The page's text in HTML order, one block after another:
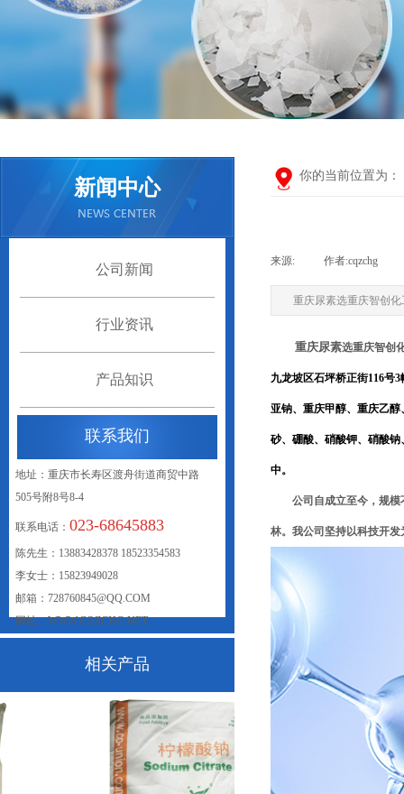
你的当前位置为：
新闻中心
来源: 作者:cqzchg
重庆尿素选重庆智创化
重庆尿素选重庆智创
九龙坡区石坪桥正街116号
亚钠、重庆甲醇、重庆乙
砂、硼酸、硝酸钾、硝酸
中。
公司自成立至今，规模不
林。我公司坚持以科技开
公司新闻
行业资讯
产品知识
联系我们
地址：重庆市长寿区渡舟街道商贸中路
505号附8号8-4
联系电话： 023-68645883
陈先生：13883428378 18523354583
李女士：15823949028
邮箱：728760845@QQ.COM
网址：WWW.CQZCHG.NET
联系我们
相关产品